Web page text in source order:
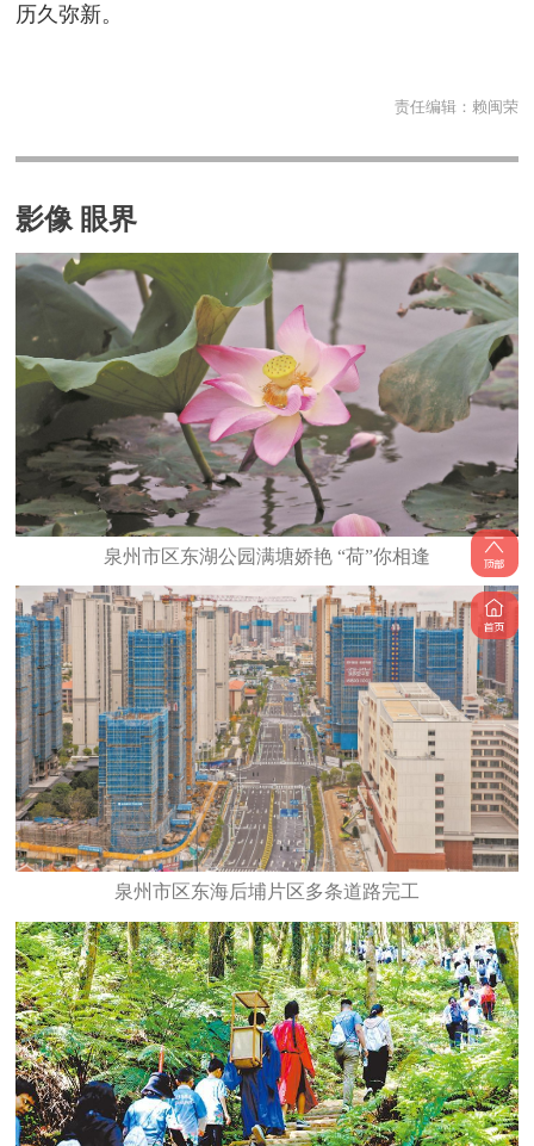
历久弥新。
责任编辑： 赖闽荣
影像 眼界
泉州市区东湖公园满塘娇艳 “荷”你相逢
泉州市区东海后埔片区多条道路完工